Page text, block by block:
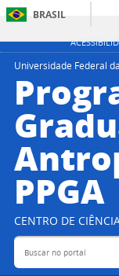
BRASIL
Universidade Federal
PPGA
CENTRO DE
Buscar no portal